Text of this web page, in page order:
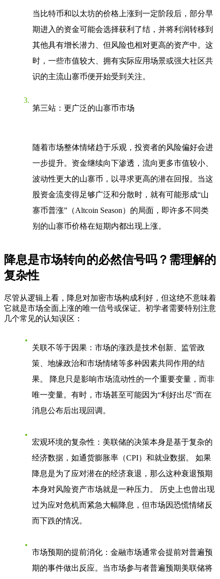
当比特币和以太坊的价格上涨到一定阶段后，部分早
期进入的资金可能会选择获利了结，并将利润转移到
其他具有增长潜力、但风险也相对更高的资产中。这
时，一些市值较大、拥有实际应用场景或强大社区共
识的主流山寨币便开始受到关注。
第三站：更广泛的山寨币市场
随着市场整体情绪趋于乐观，投资者的风险偏好会进
一步提升。资金继续向下渗透，流向更多市值较小、
波动性更大的山寨币，以寻求更高的潜在回报。当这
股资金流变得足够广泛和分散时，就有可能形成“山
寨币普涨”（Altcoin Season）的局面，即许多不同类
别的山寨币价格在短期内都出现上涨。
降息是市场转向的必然信号吗？需理解的
复杂性
尽管从逻辑上看，降息对加密市场构成利好，但这绝不意味着
它就是市场全面上涨的唯一信号或保证。初学者需要特别注意
几个常见的认知误区：
关联不等于因果 ：市场的涨跌是技术创新、监管政
策、地缘政治和市场情绪等多种因素共同作用的结
果。 降息只是影响市场流动性的一个重要变量，而非
唯一变量。有时，市场甚至可能因为“利好出尽”而在
消息公布后出现回调。
宏观环境的复杂性 ：美联储的决策本身是基于复杂的
经济数据，如通货膨胀率（CPI）和就业数据。 如果
降息是为了应对潜在的经济衰退，那么这种衰退预期
本身对风险资产市场就是一种压力。 历史上也曾出现
过为应对危机而紧急大幅降息，但市场因恐慌情绪反
而下跌的情况。
市场预期的提前消化 ：金融市场通常会提前对普遍预
期的事件做出反应。当市场参与者普遍预期美联储将